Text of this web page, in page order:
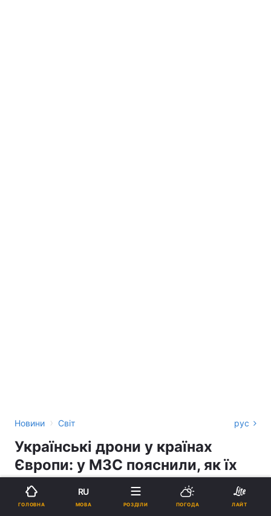
Новини › Світ рус
Українські дрони у країнах
Європи: у МЗС пояснили, як їх
туди заносить
ВІТАЛІЙ САЄНКО
ГОЛОВНА
RU
МОВА РОЗДІЛИ ПОГОДА ЛАЙТ